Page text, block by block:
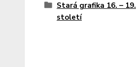
Stará grafika 16. – 19.
století